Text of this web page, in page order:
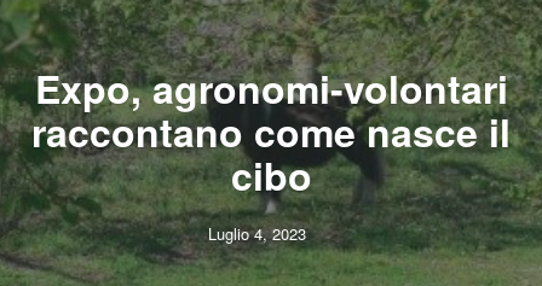
Expo, agronomi-volontari
raccontano come nasce il
cibo
Luglio 4, 2023